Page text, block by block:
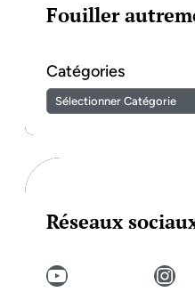
Fouiller
Catégories
Réseaux
YouTube Instagram